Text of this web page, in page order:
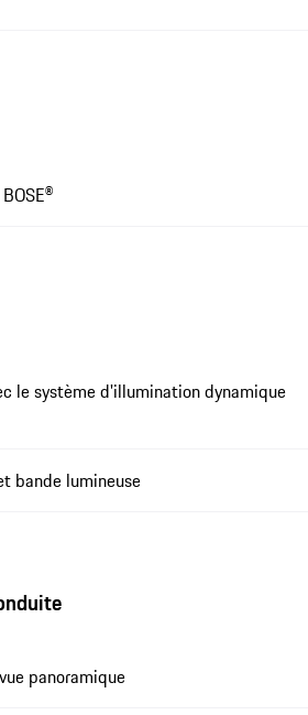
le système d'illumination dynamique
bande lumineuse
panoramique